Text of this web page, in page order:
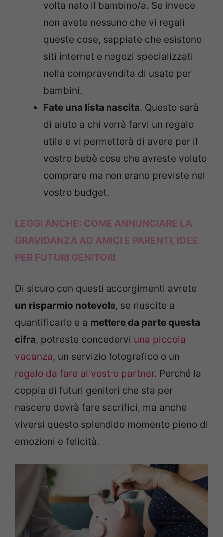
volta nato il bambino/a. Se invece
non avete nessuno che vi regali
queste cose, sappiate che esistono
siti internet e negozi specializzati
nella compravendita di usato per
bambini.
Fate una lista nascita. Questo sarà
di aiuto a chi vorrà farvi un regalo
utile e vi permetterà di avere per il
vostro bebè cose che avreste voluto
comprare ma non erano previste nel
vostro budget.
LEGGI ANCHE: COME ANNUNCIARE LA
GRAVIDANZA AD AMICI E PARENTI, IDEE
PER FUTURI GENITORI
Di sicuro con questi accorgimenti avrete
un risparmio notevole, se riuscite a
quantificarlo e a mettere da parte questa
cifra, potreste concedervi una piccola
vacanza, un servizio fotografico o un
regalo da fare al vostro partner. Perché la
coppia di futuri genitori che sta per
nascere dovrà fare sacrifici, ma anche
viversi questo splendido momento pieno di
emozioni e felicità.